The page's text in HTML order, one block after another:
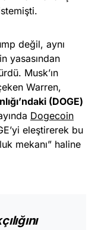
değil, aynı
yasasından
Musk’ın
Warren,
(DOGE)
Dogecoin
eleştirerek bu
mekanı” haline